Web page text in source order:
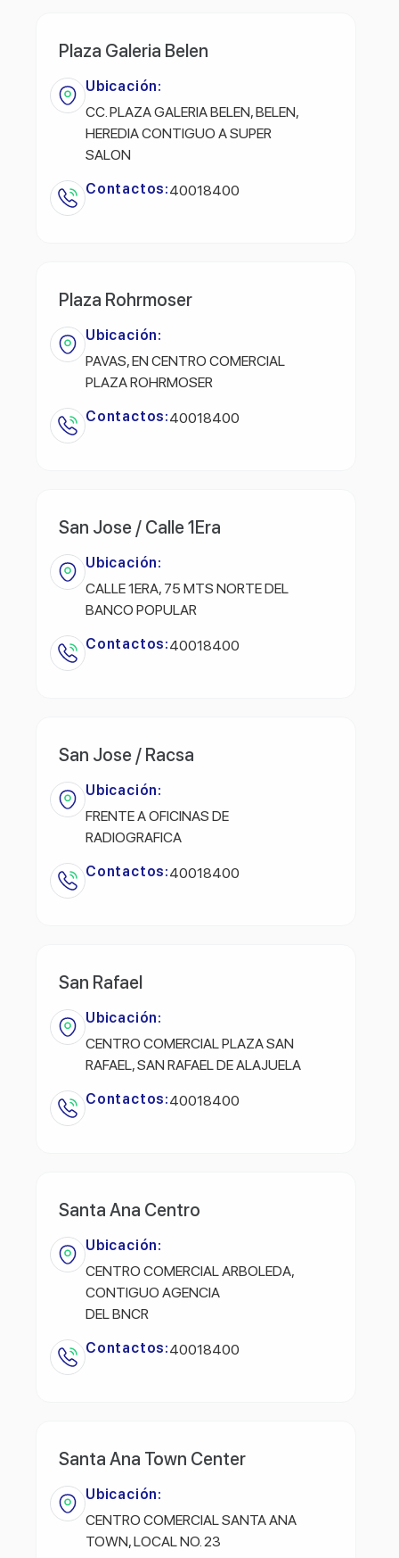
Plaza Galeria Belen
Ubicación:
CC. PLAZA GALERIA BELEN, BELEN,
HEREDIA CONTIGUO A SUPER
SALON
Contactos:40018400
Plaza Rohrmoser
Ubicación:
PAVAS, EN CENTRO COMERCIAL
PLAZA ROHRMOSER
Contactos:40018400
San Jose / Calle 1Era
Ubicación:
CALLE 1ERA, 75 MTS NORTE DEL
BANCO POPULAR
Contactos:40018400
San Jose / Racsa
Ubicación:
FRENTE A OFICINAS DE
RADIOGRAFICA
Contactos:40018400
San Rafael
Ubicación:
CENTRO COMERCIAL PLAZA SAN
RAFAEL, SAN RAFAEL DE ALAJUELA
Contactos:40018400
Santa Ana Centro
Ubicación:
CENTRO COMERCIAL ARBOLEDA,
CONTIGUO AGENCIA
DEL BNCR
Contactos:40018400
Santa Ana Town Center
Ubicación:
CENTRO COMERCIAL SANTA ANA
TOWN, LOCAL NO. 23